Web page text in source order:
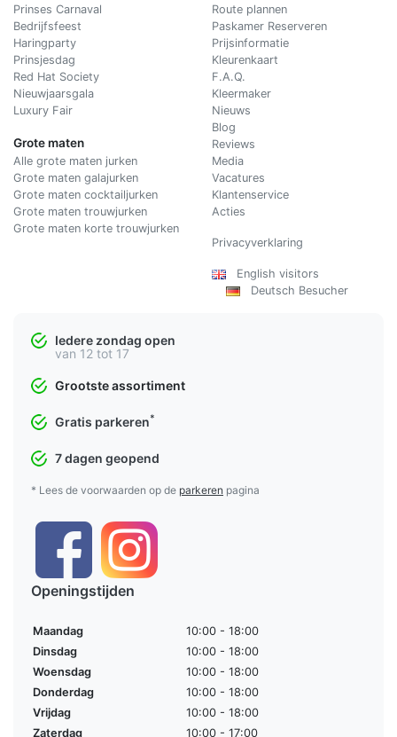
Prinses Carnaval
Bedrijfsfeest
Haringparty
Prinsjesdag
Red Hat Society
Nieuwjaarsgala
Luxury Fair
Grote maten
Alle grote maten jurken
Grote maten galajurken
Grote maten cocktailjurken
Grote maten trouwjurken
Grote maten korte trouwjurken
Route plannen
Paskamer Reserveren
Prijsinformatie
Kleurenkaart
F.A.Q.
Kleermaker
Nieuws
Blog
Reviews
Media
Vacatures
Klantenservice
Acties
Privacyverklaring
English visitors
Deutsch Besucher
Iedere zondag open
van 12 tot 17
Grootste assortiment
Gratis parkeren*
7 dagen geopend
* Lees de voorwaarden op de parkeren pagina
Openingstijden
Maandag
10:00 - 18:00
Dinsdag
10:00 - 18:00
Woensdag
10:00 - 18:00
Donderdag
10:00 - 18:00
Vrijdag
10:00 - 18:00
Zaterdag
10:00 - 17:00